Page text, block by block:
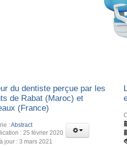
du dentiste perçue par les
de Rabat (Maroc) et
(France)
:Abstract
: 25 février 2020
jour : 3 mars 2021